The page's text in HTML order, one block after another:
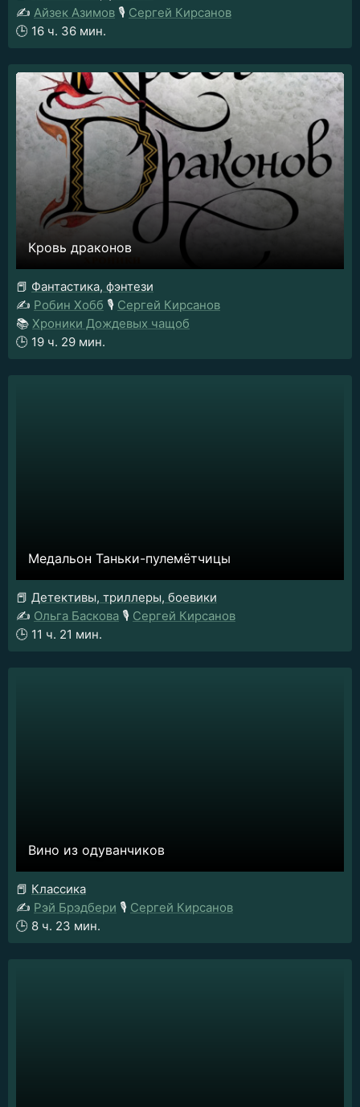
✍️ Айзек Азимов 🎙️ Сергей Кирсанов
🕒 16 ч. 36 мин.
Кровь драконов
📕 Фантастика, фэнтези
✍️ Робин Хобб 🎙️ Сергей Кирсанов
📚 Хроники Дождевых чащоб
🕒 19 ч. 29 мин.
Медальон Таньки-пулемётчицы
📕 Детективы, триллеры, боевики
✍️ Ольга Баскова 🎙️ Сергей Кирсанов
🕒 11 ч. 21 мин.
Вино из одуванчиков
📕 Классика
✍️ Рэй Брэдбери 🎙️ Сергей Кирсанов
🕒 8 ч. 23 мин.